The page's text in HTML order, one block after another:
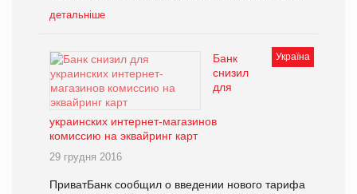
детальніше
Україна
Банк
снизил
для
украинских интернет-магазинов
комиссию на эквайринг карт
29 грудня 2016
ПриватБанк сообщил о введении нового тарифа